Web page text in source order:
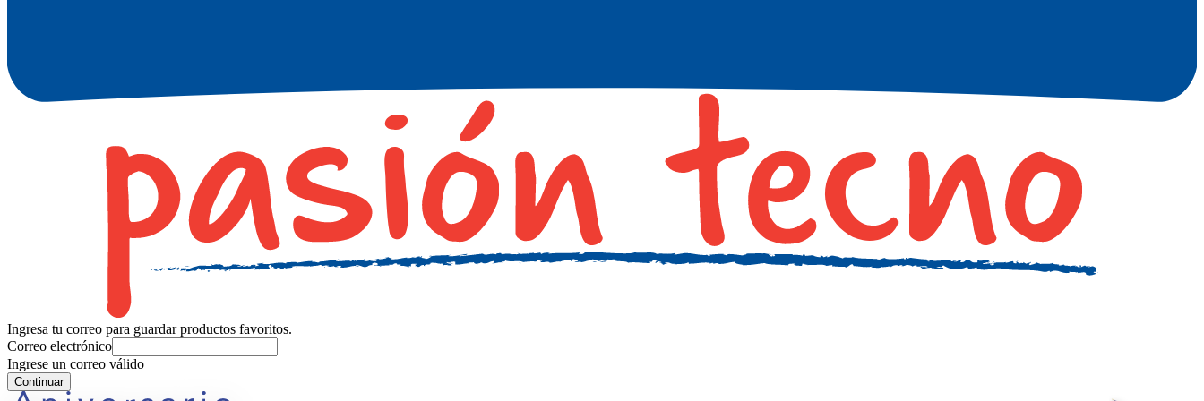
Ingresa tu correo para guardar productos favoritos.
Correo electrónico
Ingrese un correo válido
Continuar